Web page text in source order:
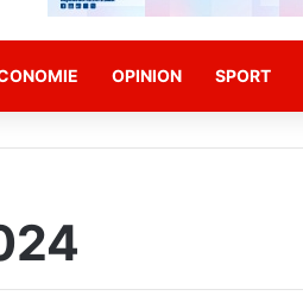
OPINION SPORT